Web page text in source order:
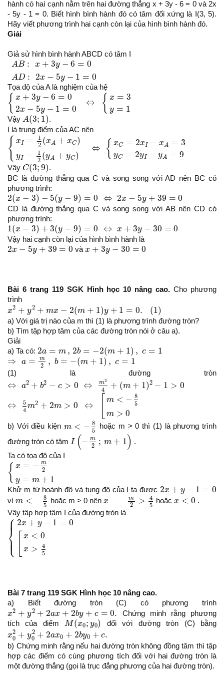
hành có hai cạnh nằm trên hai đường thẳng x + 3y - 6 = 0 và 2x
- 5y - 1 = 0. Biết hình bình hành đó có tâm đối xứng là I(3, 5).
Hãy viết phương trình hai cạnh còn lại của hình bình hành đó.
Giải
Giả sử hình bình hành ABCD có tâm I
AB : x + 3y − 6 = 0
AD : 2x − 5y − 1 = 0
AB:x+ 3y−6=0A D:2x−5y−1 =0
Tọa độ của A là nghiệm của hệ
{ x + 3y − 6 = 0
2x − 5y − 1 = 0
⇔ { x = 3
y = 1
{x+3y−6=0 2x−5y−1= 0⇔ {x= 1
Vậy A(3; 1)
A (3;1)
.
I là trung điểm của AC nên
{ xI =
1
2 (xA + xC)
yI =
1
2 (yA + yC)
⇔ { xC = 2xI − xA = 3
yC = 2yI − yA = 9
{xI =12(xA+x C)yI =1 2(yA
Vậy C(3;9)
C(3;9) .
BC là đường thẳng qua C và song song với AD nên BC có
phương trình:
2(x − 3) − 5(y − 9) = 0 ⇔ 2x − 5y + 39 = 0
2(x− )−5 − 9)= ⇔2 5 + 39 =0
CD là đường thẳng qua C và song song với AB nên CD có
phương trình:
1(x − 3) + 3(y − 9) = 0 ⇔ x + 3y − 30 = 0
1 (x− )+3 y −9)= ⇔x y 30 0
Vậy hai cạnh còn lại của hình bình hành là
2x − 5y + 39 = 0
2x− y+39 =0 vàx + 3y − 30 = 0
x 3 y−30 =0
Bài 6 trang 119 SGK Hình học 10 nâng cao. Cho phương
trình
x2 + y2 + mx − 2(m + 1)y + 1 = 0. (1)
x2+y + +1) =0.
a) Với giá trị nào của m thì (1) là phương trình đường tròn?
b) Tìm tập hợp tâm của các đường tròn nói ở câu a).
Giải
a) Ta có: 2a = m , 2b = −2(m + 1) , c = 1
2 =− 1) 1
⇒ a = m
2 , b = −(m + 1) , c = 1
⇒ b= (m 1 c
(1) là đường tròn
⇔ a2 + b2 − c > 0 ⇔ m2
4 + (m + 1)2 − 1 > 0
⇔ + −c m2 +1 0
⇔
5
4 m2 + 2m > 0 ⇔
m < − 8
5
m > 0
m
b) Với điều kiện m < − 8
5
hoặc m > 0 thì (1) là phương trình
đường tròn có tâm I (− m
2 ; m + 1)
−m 2;
.
Ta có tọa độ của I
{ x = − m
2
y = m + 1
{x=− m2y=m+1
Khử m từ hoành độ và tung độ của I ta được 2x + y − 1 = 0
2x+ y −1 0
vì m < − 8
5
m <− 85
hoặc m > 0 nên x = − m
2 >
4
5
x= −m2>4 5
hoặcx < 0
x <0
.
Vậy tập hợp tâm I của đường tròn là
⎧
⎪
⎪
⎨
⎪
⎪
⎩
2x + y − 1 = 0
x < 0
x >
4
5
{2x+y− 1= 0 [x<0 x>45
Bài 7 trang 119 SGK Hình học 10 nâng cao.
a) Biết đường tròn (C) có phương trình
x2 + y2 + 2ax + 2by + c = 0.
x2 +y 2+2a x+ 2b y +c= 0.
Chứng minh rằng phương
tích của điểmM(x0; y0)
M(x0 y0 ) đối với đường tròn (C) bằng
x2
0 + y2
0 + 2ax0 + 2by0 + c.
0 0 2a by0+c.
b) Chứng minh rằng nếu hai đường tròn không đồng tâm thì tập
hợp các điểm có cùng phương tích đối với hai đường tròn là
một đường thẳng (gọi là trục đẳng phương của hai đường tròn).